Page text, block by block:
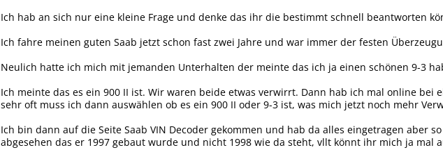
Ich hab an sich nur eine kleine Frage und denke das ihr die bestimmt schnell beantworten
Ich fahre meinen guten Saab jetzt schon fast zwei Jahre und war immer der festen
Neulich hatte ich mich mit jemanden Unterhalten der meinte das ich ja einen schönen 9-3
Ich meinte das es ein 900 II ist. Wir waren beide etwas verwirrt. Dann hab ich mal online bei
sehr oft muss ich dann auswählen ob es ein 900 II oder 9-3 ist, was mich jetzt noch mehr
Ich bin dann auf die Seite Saab VIN Decoder gekommen und hab da alles eingetragen aber
abgesehen das er 1997 gebaut wurde und nicht 1998 wie da steht, vllt könnt ihr mich ja mal